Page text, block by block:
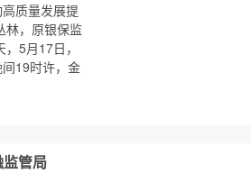
质量发展提
林，原银保监
5月17日，
19时许，金
管局